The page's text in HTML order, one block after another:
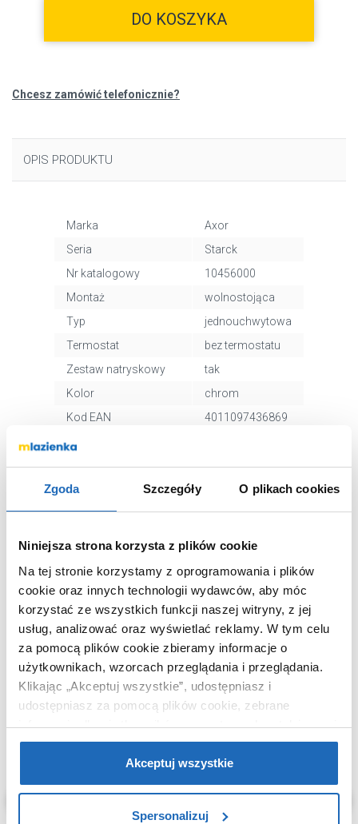
Zgoda Szczegóły O plikach cookies
Niniejsza strona korzysta z plików cookie
Na tej stronie korzystamy z oprogramowania i plików
cookie oraz innych technologii wydawców, aby móc
korzystać ze wszystkich funkcji naszej witryny, z jej
usług, analizować oraz wyświetlać reklamy. W tym celu
za pomocą plików cookie zbieramy informacje o
użytkownikach, wzorcach przeglądania i przeglądania.
Klikając „Akceptuj wszystkie”, udostępniasz i
udostępniasz za pomocą plików cookie, zebrane
informacje dla użytkowników zewnętrznych, a także nasi
partnerzy reklamowi.Jeśli chcesz, włącz „Tylko
wymagane pliki cookie”.Pamiętaj jednak, że
zablokowane niektóre pliki cookie mogą mieć wpływ na
Akceptuj wszystkie
Spersonalizuj
DO KOSZYKA
Chcesz zamówić telefonicznie?
OPIS PRODUKTU
Marka
Axor
Seria
Starck
Nr katalogowy
10456000
Montaż
wolnostojąca
Typ
jednouchwytowa
Termostat
bez termostatu
Zestaw natryskowy
tak
Kolor
chrom
Kod EAN
4011097436869
Wymiary z
WARTO DOKUPIĆ